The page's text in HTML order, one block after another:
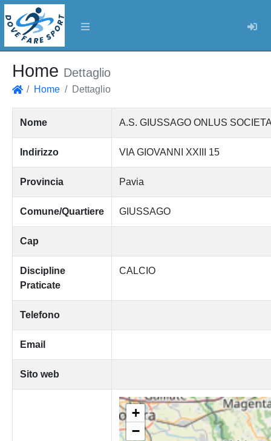
Home Dettaglio
Home Dettaglio
Nome A.S. GIUSSAGO ONLUS
Indirizzo VIA GIOVANNI XXIII 15
Provincia Pavia
Comune/Quartiere GIUSSAGO
Cap
Discipline
Praticate
CALCIO
Telefono
Email
Sito web
+
−